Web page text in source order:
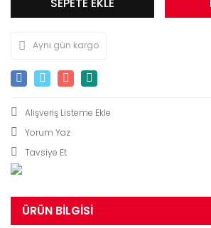
Aynı gün kargo
Yorum Yaz
Tavsiye Et
ÜRÜN BILGISI